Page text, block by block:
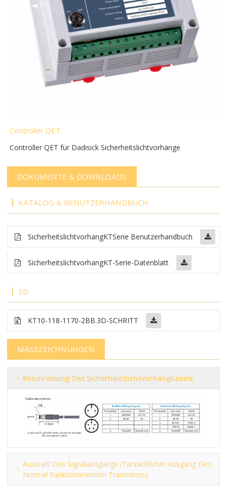
Controller QET
Controller QET für Dadisick Sicherheitslichtvorhänge
DOKUMENTE & DOWNLOADS
KATALOG & BENUTZERHANDBUCH
SicherheitslichtvorhangKTSerie Benutzerhandbuch
SicherheitslichtvorhangKT-Serie-Datenblatt
3D
KT10-118-1170-2BB.3D-SCHRITT
MASSZEICHNUNGEN
Beschreibung Des Sicherheitslichtvorhangkabels
Auswahl Des Signalausgangs (tatsächlicher Ausgang Des
Normal Funktionierenden Transistors)